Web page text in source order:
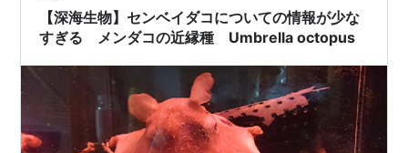
【深海生物】センベイダコについての情報が少な
すぎる メンダコの近縁種 Umbrella octopus